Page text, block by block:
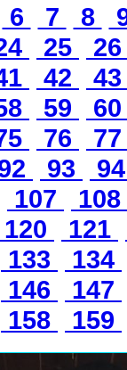
6 7 8
25
42
59
76
93
107
108
120 121
133
134
146
147
158 159